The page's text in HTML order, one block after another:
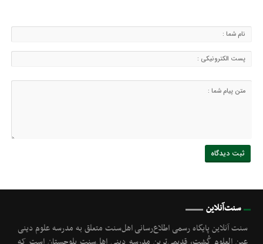
سنت‌آنلاین
سنت آنلاین پایگاه رسمی اطلاع‌رسانی اهل‌سنت متعلق به مدرسه علوم دینی